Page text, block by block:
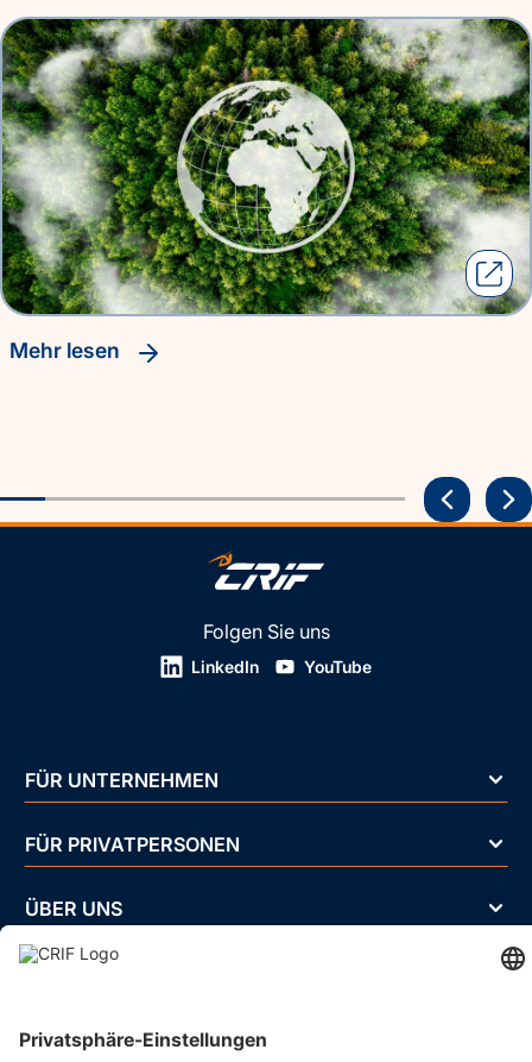
Mehr lesen
Folgen Sie uns
LinkedIn YouTube
FÜR UNTERNEHMEN
FÜR PRIVATPERSONEN
ÜBER UNS
Impressum